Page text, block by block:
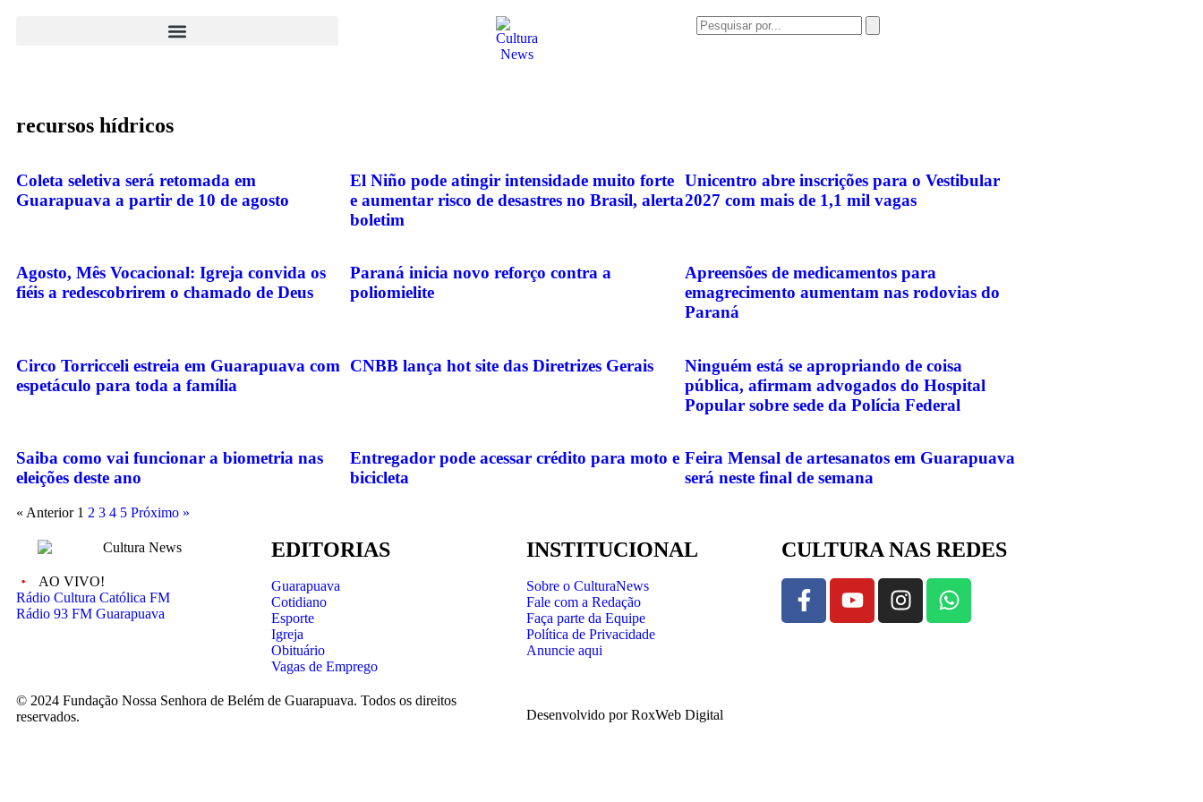
recursos hídricos
Coleta seletiva será retomada em
Guarapuava a partir de 10 de agosto
El Niño pode atingir intensidade muito forte
e aumentar risco de desastres no Brasil, alerta
boletim
Unicentro abre inscrições para o Vestibular
2027 com mais de 1,1 mil vagas
Agosto, Mês Vocacional: Igreja convida os
fiéis a redescobrirem o chamado de Deus
Paraná inicia novo reforço contra a
poliomielite
Apreensões de medicamentos para
emagrecimento aumentam nas rodovias do
Paraná
Circo Torricceli estreia em Guarapuava com
espetáculo para toda a família
CNBB lança hot site das Diretrizes Gerais
Ninguém está se apropriando de coisa
pública, afirmam advogados do Hospital
Popular sobre sede da Polícia Federal
Saiba como vai funcionar a biometria nas
eleições deste ano
Entregador pode acessar crédito para moto e
bicicleta
Feira Mensal de artesanatos em Guarapuava
será neste final de semana
« Anterior 1 2 3 4 5 Próximo »
AO VIVO!
Rádio Cultura Católica FM
Rádio 93 FM Guarapuava
EDITORIAS
Guarapuava
Cotidiano
Esporte
Igreja
Obituário
Vagas de Emprego
INSTITUCIONAL
Sobre o CulturaNews
Fale com a Redação
Faça parte da Equipe
Política de Privacidade
Anuncie aqui
CULTURA NAS REDES
© 2024 Fundação Nossa Senhora de Belém de Guarapuava. Todos os direitos
reservados.
Desenvolvido por RoxWeb Digital